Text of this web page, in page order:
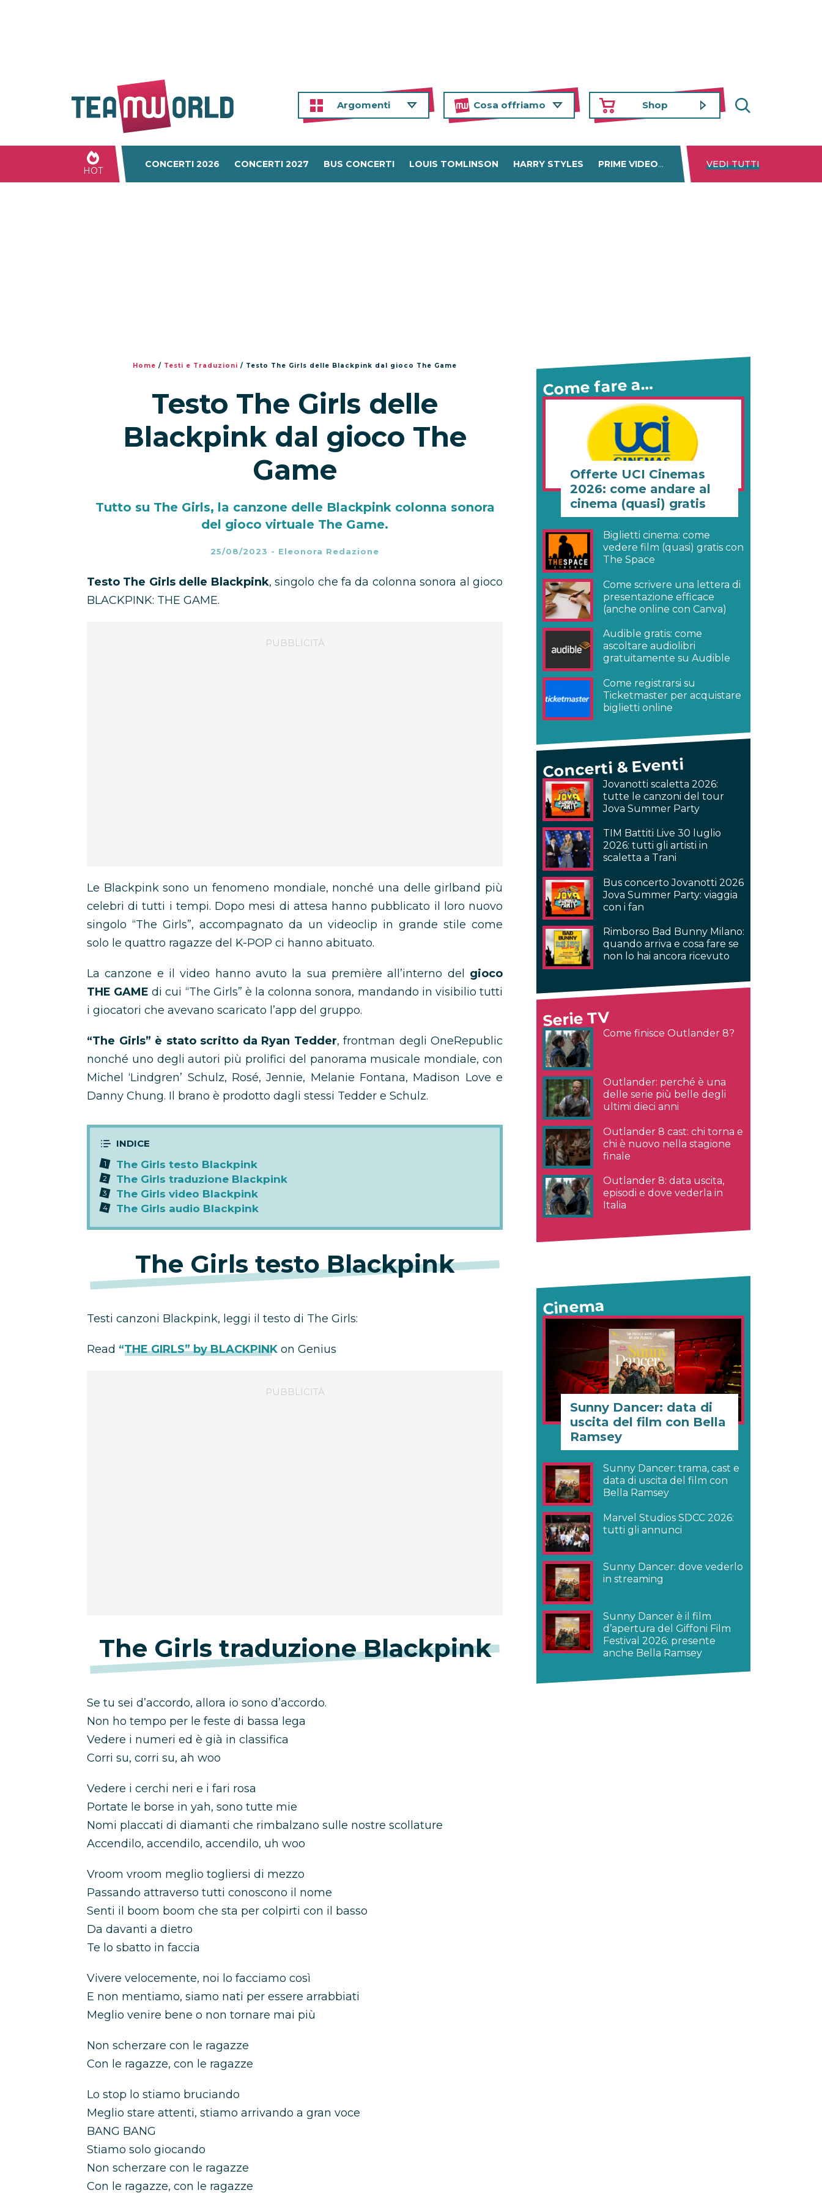
Argomenti Cosa offriamo Shop
HOT
CONCERTI 2026 CONCERTI 2027 BUS CONCERTI LOUIS TOMLINSON HARRY STYLES PRIME VIDEO DISNEY+ NETFLIX
VEDI TUTTI
Home / Testi e Traduzioni / Testo The Girls delle Blackpink dal gioco The Game
Testo The Girls delle
Blackpink dal gioco The
Game
Tutto su The Girls, la canzone delle Blackpink colonna sonora
del gioco virtuale The Game.
25/08/2023 - Eleonora Redazione
Testo The Girls delle Blackpink, singolo che fa da colonna sonora al gioco
BLACKPINK: THE GAME.
Le Blackpink sono un fenomeno mondiale, nonché una delle girlband più
celebri di tutti i tempi. Dopo mesi di attesa hanno pubblicato il loro nuovo
singolo “The Girls”, accompagnato da un videoclip in grande stile come
solo le quattro ragazze del K-POP ci hanno abituato.
La canzone e il video hanno avuto la sua première all’interno del
gioco
THE GAME di cui “The Girls” è la colonna sonora, mandando in visibilio tutti
i giocatori che avevano scaricato l’app del gruppo.
“The Girls” è stato scritto da Ryan Tedder, frontman degli OneRepublic
nonché uno degli autori più prolifici del panorama musicale mondiale, con
Michel ‘Lindgren’ Schulz, Rosé, Jennie, Melanie Fontana, Madison Love e
Danny Chung. Il brano è prodotto dagli stessi Tedder e Schulz.
The Girls testo Blackpink
The Girls traduzione Blackpink
The Girls video Blackpink
The Girls audio Blackpink
The Girls testo Blackpink
Testi canzoni Blackpink, leggi il testo di The Girls:
Read “THE GIRLS” by BLACKPINK on Genius
The Girls traduzione Blackpink
Se tu sei d’accordo, allora io sono d’accordo.
Non ho tempo per le feste di bassa lega
Vedere i numeri ed è già in classifica
Corri su, corri su, ah woo
Vedere i cerchi neri e i fari rosa
Portate le borse in yah, sono tutte mie
Nomi placcati di diamanti che rimbalzano sulle nostre scollature
Accendilo, accendilo, accendilo, uh woo
Vroom vroom meglio togliersi di mezzo
Passando attraverso tutti conoscono il nome
Senti il boom boom che sta per colpirti con il basso
Da davanti a dietro
Te lo sbatto in faccia
Vivere velocemente, noi lo facciamo così
E non mentiamo, siamo nati per essere arrabbiati
Meglio venire bene o non tornare mai più
Non scherzare con le ragazze
Con le ragazze, con le ragazze
Lo stop lo stiamo bruciando
Meglio stare attenti, stiamo arrivando a gran voce
BANG BANG
Stiamo solo giocando
Non scherzare con le ragazze
Con le ragazze, con le ragazze
Come fare a…
Offerte UCI Cinemas
2026: come andare al
cinema (quasi) gratis
Biglietti cinema: come
vedere film (quasi) gratis con
The Space
Come scrivere una lettera di
presentazione efficace
(anche online con Canva)
Audible gratis: come
ascoltare audiolibri
gratuitamente su Audible
Come registrarsi su
Ticketmaster per acquistare
biglietti online
Concerti & Eventi
Jovanotti scaletta 2026:
tutte le canzoni del tour
Jova Summer Party
TIM Battiti Live 30 luglio
2026: tutti gli artisti in
scaletta a Trani
Bus concerto Jovanotti 2026
Jova Summer Party: viaggia
con i fan
Rimborso Bad Bunny Milano:
quando arriva e cosa fare se
non lo hai ancora ricevuto
Serie TV
Come finisce Outlander 8?
Outlander: perché è una
delle serie più belle degli
ultimi dieci anni
Outlander 8 cast: chi torna e
chi è nuovo nella stagione
finale
Outlander 8: data uscita,
episodi e dove vederla in
Italia
Cinema
Sunny Dancer: data di
uscita del film con Bella
Ramsey
Sunny Dancer: trama, cast e
data di uscita del film con
Bella Ramsey
Marvel Studios SDCC 2026:
tutti gli annunci
Sunny Dancer: dove vederlo
in streaming
Sunny Dancer è il film
d’apertura del Giffoni Film
Festival 2026: presente
anche Bella Ramsey